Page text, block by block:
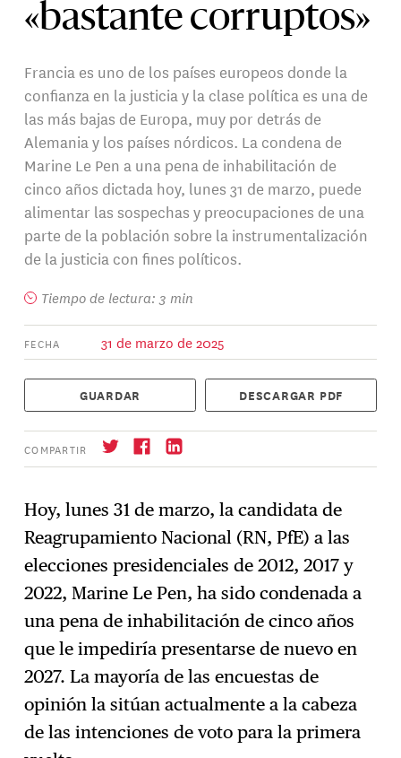
«bastante corruptos»
Francia es uno de los países europeos donde la
confianza en la justicia y la clase política es una de
las más bajas de Europa, muy por detrás de
Alemania y los países nórdicos. La condena de
Marine Le Pen a una pena de inhabilitación de
cinco años dictada hoy, lunes 31 de marzo, puede
alimentar las sospechas y preocupaciones de una
parte de la población sobre la instrumentalización
de la justicia con fines políticos.
Tiempo de lectura: 3 min
FECHA 31 de marzo de 2025
GUARDAR DESCARGAR PDF
COMPARTIR
→ Suscríbase
Hoy, lunes 31 de marzo, la candidata de
Reagrupamiento Nacional (RN, PfE) a las
elecciones presidenciales de 2012, 2017 y
2022, Marine Le Pen, ha sido condenada a
una pena de inhabilitación de cinco años
que le impediría presentarse de nuevo en
2027. La mayoría de las encuestas de
opinión la sitúan actualmente a la cabeza
de las intenciones de voto para la primera